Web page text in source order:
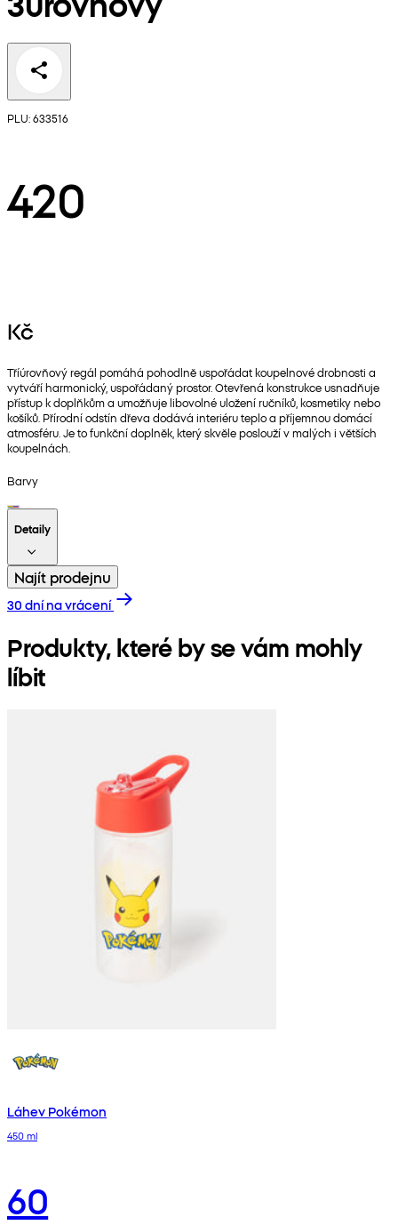
PLU: 633516
420
Kč
Tříúrovňový regál pomáhá pohodlně uspořádat koupelnové drobnosti a
vytváří harmonický, uspořádaný prostor. Otevřená konstrukce usnadňuje
přístup k doplňkům a umožňuje libovolné uložení ručníků, kosmetiky nebo
košíků. Přírodní odstín dřeva dodává interiéru teplo a příjemnou domácí
atmosféru. Je to funkční doplněk, který skvěle poslouží v malých i větších
koupelnách.
Barvy
Detaily
Najít prodejnu
30 dní na vrácení
Produkty, které by se vám mohly
líbit
Láhev Pokémon
450 ml
60